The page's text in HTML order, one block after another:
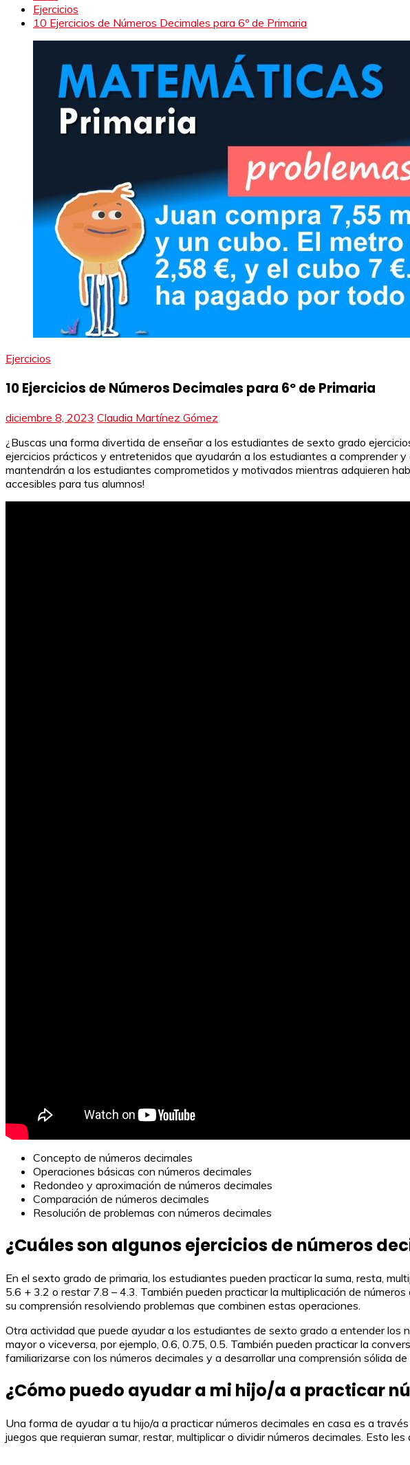
Ejercicios
10 Ejercicios de Números Decimales para 6º de Primaria
Ejercicios
10 Ejercicios de Números Decimales para 6º de Primaria
diciembre 8, 2023 Claudia Martínez Gómez
¿Buscas una forma divertida de enseñar a los estudiantes de sexto grado
ejercicios prácticos y entretenidos que ayudarán a los estudiantes a comprender
mantendrán a los estudiantes comprometidos y motivados mientras adquieren
accesibles para tus alumnos!
Concepto de números decimales
Operaciones básicas con números decimales
Redondeo y aproximación de números decimales
Comparación de números decimales
Resolución de problemas con números decimales
¿Cuáles son algunos ejercicios de números
En el sexto grado de primaria, los estudiantes pueden practicar la suma, resta,
5.6 + 3.2 o restar 7.8 – 4.3. También pueden practicar la multiplicación de
su comprensión resolviendo problemas que combinen estas operaciones.
Otra actividad que puede ayudar a los estudiantes de sexto grado a entender los
mayor o viceversa, por ejemplo, 0.6, 0.75, 0.5. También pueden practicar la
familiarizarse con los números decimales y a desarrollar una comprensión sólida
¿Cómo puedo ayudar a mi hijo/a a practicar
Una forma de ayudar a tu hijo/a a practicar números decimales en casa es a
juegos que requieran sumar, restar, multiplicar o dividir números decimales. Esto